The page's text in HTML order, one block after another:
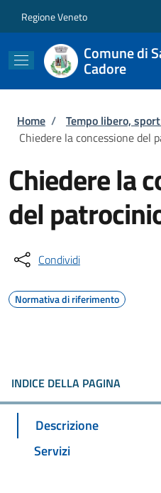
Regione Veneto
Comune di
Cadore
Briciole di
Home / Tempo libero,
Chiedere la concessione del
Chiedere la
del
Condividi
Normativa di riferimento
INDICE DELLA PAGINA
Descrizione
Servizi